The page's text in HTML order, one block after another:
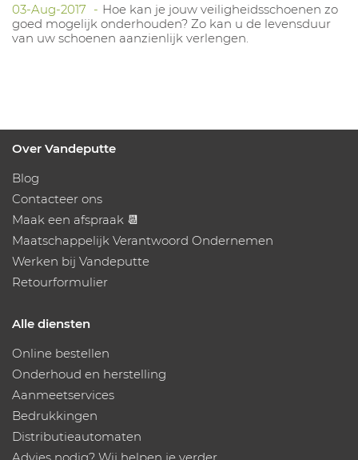
03-Aug-2017
Hoe kan je jouw veiligheidsschoenen zo
goed mogelijk onderhouden? Zo kan u de levensduur
van uw schoenen aanzienlijk verlengen.
Over Vandeputte
Blog
Contacteer ons
Maak een afspraak 📆
Maatschappelijk Verantwoord Ondernemen
Werken bij Vandeputte
Retourformulier
Alle diensten
Online bestellen
Onderhoud en herstelling
Aanmeetservices
Bedrukkingen
Distributieautomaten